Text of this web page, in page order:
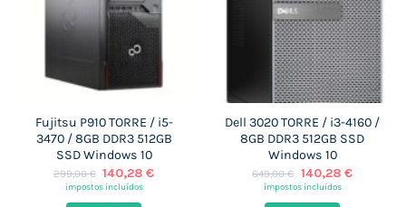
Fujitsu P910 TORRE / i5-
3470 / 8GB DDR3 512GB
SSD Windows 10
299,00€ O
preço
140,28€O
impostos incluídos
Dell 3020 TORRE / i3-4160 /
8GB DDR3 512GB SSD
Windows 10
649,00€ O
preço
140,28 €O
impostos incluídos